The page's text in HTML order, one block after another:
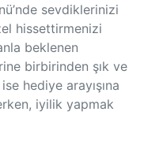
sevdiklerinizi
hissettirmenizi
beklenen
birbirinden şık ve
hediye arayışına
iyilik yapmak